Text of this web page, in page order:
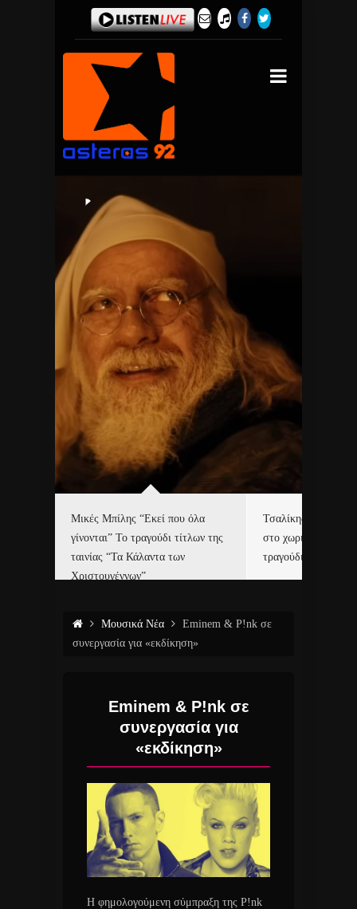
Μικές Μπίλης “Εκεί που όλα
γίνονται” Το τραγούδι τίτλων της
ταινίας “Τα Κάλαντα των
Χριστουγέννων”
Τσαλίκης,
στο χωριό του Άι
τραγούδι και video
Μουσικά Νέα
Eminem & P!nk σε
συνεργασία για «εκδίκηση»
Eminem & P!nk σε
συνεργασία για
«εκδίκηση»
Η φημολογούμενη σύμπραξη της P!nk